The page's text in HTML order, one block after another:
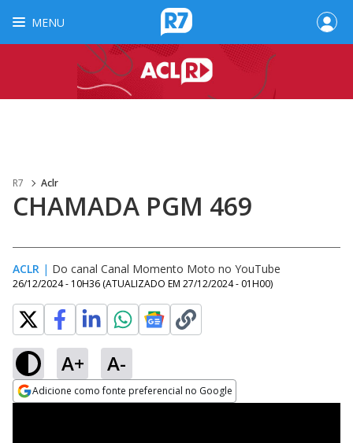
MENU
R7 Aclr
CHAMADA PGM 469
ACLR | Do canal Canal Momento Moto no YouTube
26/12/2024 - 10H36 (ATUALIZADO EM 27/12/2024 - 01H00)
A+ A-
Adicione como fonte preferencial no Google